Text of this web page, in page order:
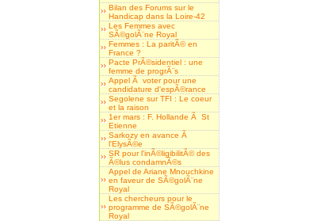
Bilan des Forums sur le
Handicap dans la Loire-42
Les Femmes avec
SÃ©golÃ¨ne Royal
Femmes : La paritÃ© en
France ?
Pacte PrÃ©sidentiel : une
femme de progrÃ¨s
Appel Ã voter pour une
candidature d'espÃ©rance
Segolene sur TFI : Le coeur
et la raison
1er mars : F. Hollande Ã St
Etienne
Sarkozy en avance Ã
l'ElysÃ©e
SR pour l'inÃ©ligibilitÃ© des
Ã©lus condamnÃ©s
Appel de Ariane Mnouchkine
en faveur de SÃ©golÃ¨ne
Royal
Les chercheurs pour le
programme de SÃ©golÃ¨ne
Royal